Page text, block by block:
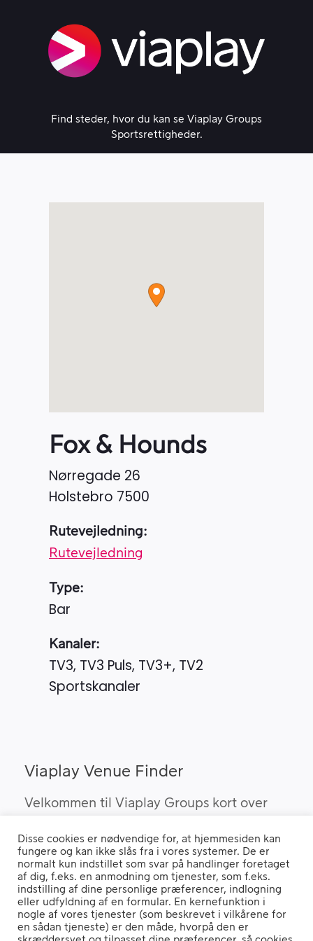
Find steder, hvor du kan se Viaplay Groups
Sportsrettigheder.
Fox & Hounds
Nørregade 26
Holstebro 7500
Rutevejledning:
Rutevejledning
Type:
Bar
Kanaler:
TV3, TV3 Puls, TV3+, TV2
Sportskanaler
Viaplay Venue Finder
Velkommen til Viaplay Groups kort over
finde barer, pubber og hoteller, som kan
vise Viaplay’s sportsrettigheder i Danmark.
Hvis du benytter en "Ad Blocker" vil du opleve, at siden ikke fungerer
ordentligt.
Disse cookies er nødvendige for, at hjemmesiden kan
fungere og kan ikke slås fra i vores systemer. De er
normalt kun indstillet som svar på handlinger foretaget
af dig, f.eks. en anmodning om tjenester, som f.eks.
indstilling af dine personlige præferencer, indlogning
eller udfyldning af en formular. En kernefunktion i
nogle af vores tjenester (som beskrevet i vilkårene for
en sådan tjeneste) er den måde, hvorpå den er